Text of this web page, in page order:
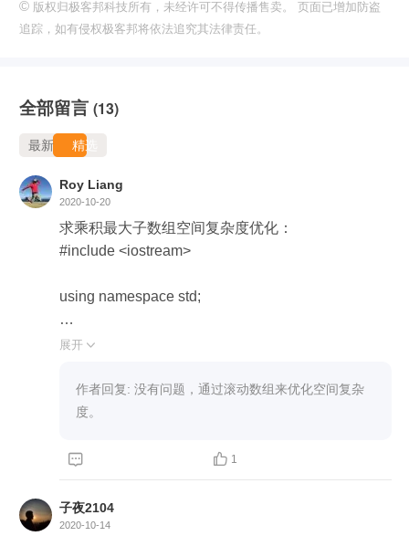
© 版权归极客邦科技所有，未经许可不得传播售卖。 页面已增加防盗
追踪，如有侵权极客邦将依法追究其法律责任。
全部留言 (13)
最新 精选
Roy Liang
2020-10-20
求乘积最大子数组空间复杂度优化：
#include <iostream>
using namespace std;
int main() {
    int a[10000];
    for (i = 0; i < n; i++) {
    }
    maxn = pre_max = pre_min = a[0];
展开 
作者回复: 没有问题，通过滚动数组来优化空间复杂
度。
  1
子夜2104
2020-10-14